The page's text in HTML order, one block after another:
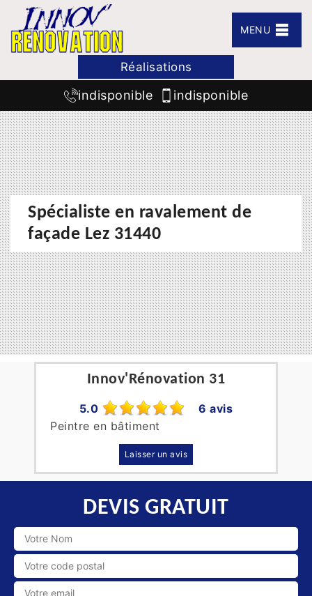
MENU
Réalisations
indisponible indisponible
Spécialiste en ravalement de
façade Lez 31440
Innov'Rénovation 31
5.0
6 avis
Peintre en bâtiment
Laisser un avis
DEVIS GRATUIT